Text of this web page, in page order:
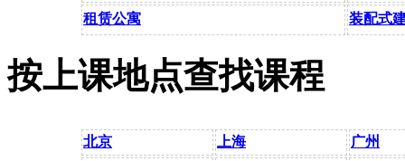
租赁公寓 装配式
按上课地点查找课程
北京 上海
广州